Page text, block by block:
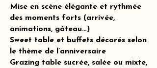
Mise en scène élégante et rythmée
des moments forts (arrivée,
animations, gâteau…)
Sweet table et buffets décorés selon
le thème de l’anniversaire
Grazing table sucrée, salée ou mixte,